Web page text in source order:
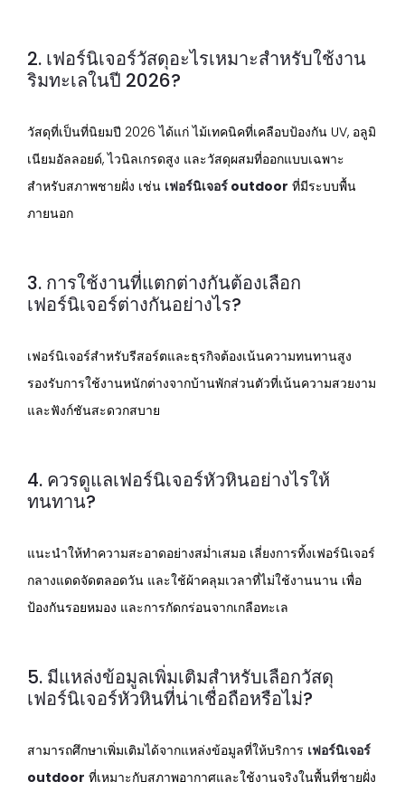
2. เฟอร์นิเจอร์วัสดุอะไรเหมาะสำหรับใช้งาน
ริมทะเลในปี 2026?
วัสดุที่เป็นที่นิยมปี 2026 ได้แก่ ไม้เทคนิคที่เคลือบป้องกัน UV, อลูมิ
เนียมอัลลอยด์, ไวนิลเกรดสูง และวัสดุผสมที่ออกแบบเฉพาะ
สำหรับสภาพชายฝั่ง เช่น เฟอร์นิเจอร์ outdoor ที่มีระบบพื้น
ภายนอก
3. การใช้งานที่แตกต่างกันต้องเลือก
เฟอร์นิเจอร์ต่างกันอย่างไร?
เฟอร์นิเจอร์สำหรับรีสอร์ตและธุรกิจต้องเน้นความทนทานสูง
รองรับการใช้งานหนักต่างจากบ้านพักส่วนตัวที่เน้นความสวยงาม
และฟังก์ชันสะดวกสบาย
4. ควรดูแลเฟอร์นิเจอร์หัวหินอย่างไรให้
ทนทาน?
แนะนำให้ทำความสะอาดอย่างสม่ำเสมอ เลี่ยงการทิ้งเฟอร์นิเจอร์
กลางแดดจัดตลอดวัน และใช้ผ้าคลุมเวลาที่ไม่ใช้งานนาน เพื่อ
ป้องกันรอยหมอง และการกัดกร่อนจากเกลือทะเล
5. มีแหล่งข้อมูลเพิ่มเติมสำหรับเลือกวัสดุ
เฟอร์นิเจอร์หัวหินที่น่าเชื่อถือหรือไม่?
สามารถศึกษาเพิ่มเติมได้จากแหล่งข้อมูลที่ให้บริการ เฟอร์นิเจอร์
outdoor ที่เหมาะกับสภาพอากาศและใช้งานจริงในพื้นที่ชายฝั่ง